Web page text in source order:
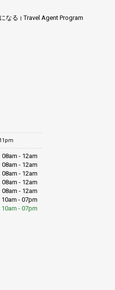
なる Travel Agent Program
08am - 12am
08am - 12am
08am - 12am
08am - 12am
08am - 12am
10am - 07pm
10am - 07pm